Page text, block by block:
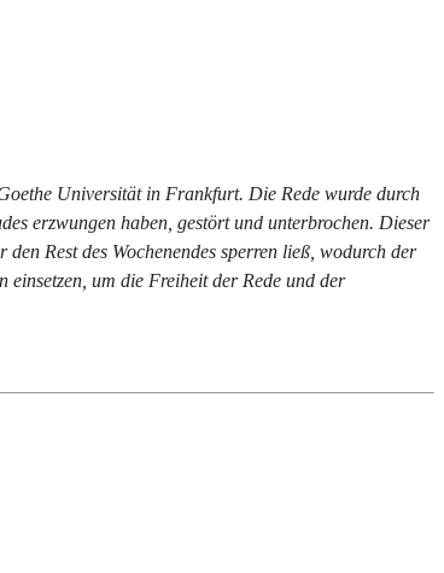
Universität in Frankfurt. Die Rede wurde durch
erzwungen haben, gestört und unterbrochen. Dieser
Rest des Wochenendes sperren ließ, wodurch der
einsetzen, um die Freiheit der Rede und der